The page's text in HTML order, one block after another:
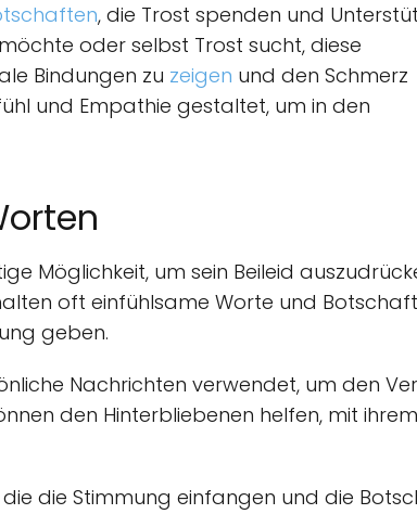
, die Trost spenden und
oder selbst Trost sucht, diese
Bindungen zu zeigen und den Schmerz
und Empathie gestaltet, um in den
Möglichkeit, um sein Beileid
oft einfühlsame Worte und
geben.
Nachrichten verwendet, um den
den Hinterbliebenen helfen, mit ihrem
die Stimmung einfangen und die